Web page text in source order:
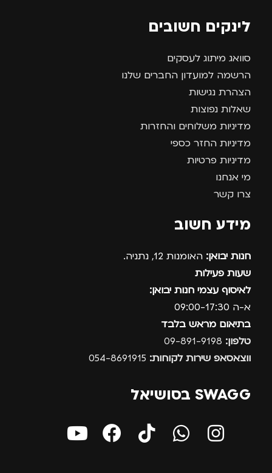
לינקים חשובים
סוואג מיתוג לעסקים
הרשמה למועדון החברים שלנו
הצהרת נגישות
שאלות נפוצות
מדיניות משלוחים והחזרות
מדיניות החזר כספי
מדיניות פרטיות
מי אנחנו
צרו קשר
מידע חשוב
חנות יבואן: האומנות 12, נתניה.
שעות פעילות
לאיסוף עצמי חנות יבואן:
א-ה 09:00-17:30
בתיאום מראש בלבד
טלפון:
ווצאסאפ שירות לקוחות:
SWAGG בסושיאל